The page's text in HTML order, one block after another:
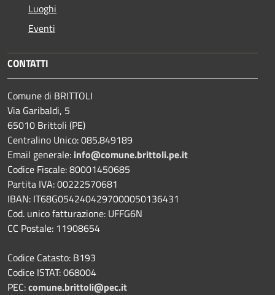
Luoghi
Eventi
CONTATTI
Comune di BRITTOLI
Via Garibaldi, 5
65010 Brittoli (PE)
Centralino Unico: 085.849189
Email generale: info@comune.brittoli.pe.it
Codice Fiscale: 80001450685
Partita IVA: 00222570681
IBAN: IT68G0542404297000050136431
Cod. unico fatturazione: UFFG6N
CC Postale: 11908654
Codice Catasto: B193
Codice ISTAT: 068004
PEC:comune.brittoli@pec.it